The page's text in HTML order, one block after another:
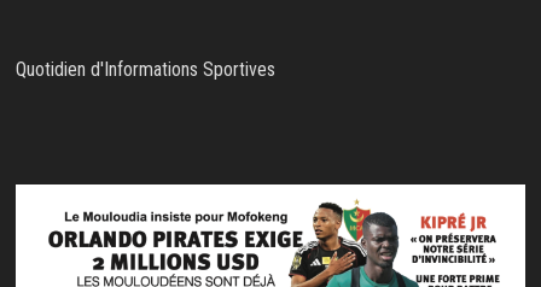
Quotidien d'Informations Sportives